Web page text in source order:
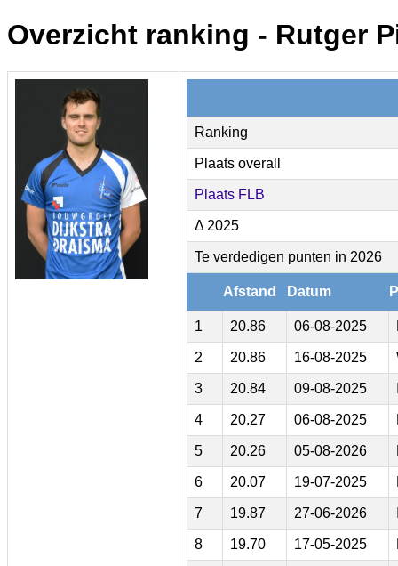
Overzicht ranking - Rutger
Ranking
Plaats overall
Plaats FLB
Δ 2025
Te verdedigen punten in 2026
Afstand Datum
1 20.86 06-08-2025
2 20.86 16-08-2025
3 20.84 09-08-2025
4 20.27 06-08-2025
5 20.26 05-08-2026
6 20.07 19-07-2025
7 19.87 27-06-2026
8 19.70 17-05-2025